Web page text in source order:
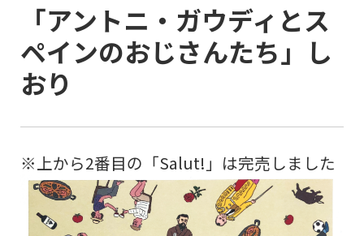
「アントニ・ガウディとス
ペインのおじさんたち」し
おり
※上から2番目の「Salut!」は完売しました